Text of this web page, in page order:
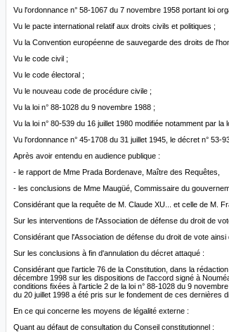
Vu l'ordonnance n° 58-1067 du 7 novembre 1958 portant loi
Vu le pacte international relatif aux droits civils et politiques ;
Vu la Convention européenne de sauvegarde des droits de
Vu le code civil ;
Vu le code électoral ;
Vu le nouveau code de procédure civile ;
Vu la loi n° 88-1028 du 9 novembre 1988 ;
Vu la loi n° 80-539 du 16 juillet 1980 modifiée notamment par la
Vu l'ordonnance n° 45-1708 du 31 juillet 1945, le décret n° 53-
Après avoir entendu en audience publique :
- le rapport de Mme Prada Bordenave, Maître des Requêtes,
- les conclusions de Mme Maugüé, Commissaire du
Considérant que la requête de M. Claude XU... et celle de M.
Sur les interventions de l'Association de défense du droit de
Considérant que l'Association de défense du droit de vote
Sur les conclusions à fin d'annulation du décret attaqué :
Considérant que l'article 76 de la Constitution, dans la
décembre 1998 sur les dispositions de l'accord signé à
conditions fixées à l'article 2 de la loi n° 88-1028 du 9
du 20 juillet 1998 a été pris sur le fondement de ces dernières
En ce qui concerne les moyens de légalité externe :
Quant au défaut de consultation du Conseil constitutionnel :